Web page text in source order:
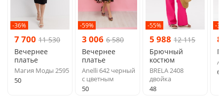
-36%
7 700 11 530
Вечернее
платье
Магия Моды 2595
50
-59%
3 006 6 580
Вечернее
платье
Anelli 642 черный
с цветным
50
-55%
5 988 12 115
Брючный
костюм
BRELA 2408
двойка
48
-